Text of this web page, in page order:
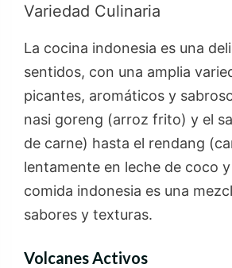
Variedad Culinaria
La cocina indonesia es una
sentidos, con una amplia
picantes, aromáticos y
nasi goreng (arroz frito) y el
de carne) hasta el rendang
lentamente en leche de coco
comida indonesia es una
sabores y texturas.
Volcanes Activos